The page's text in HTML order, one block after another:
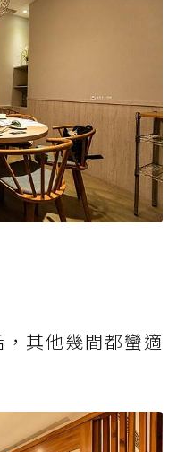
其他幾間都蠻適